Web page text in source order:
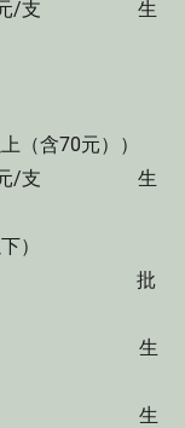
元/支 生
含70元））
元/支 生
）
批
生
生